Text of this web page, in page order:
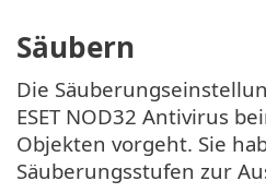
Säubern
Die
ESET NOD32 Antivirus
Objekten vorgeht. Sie
Säuberungsstufen zur